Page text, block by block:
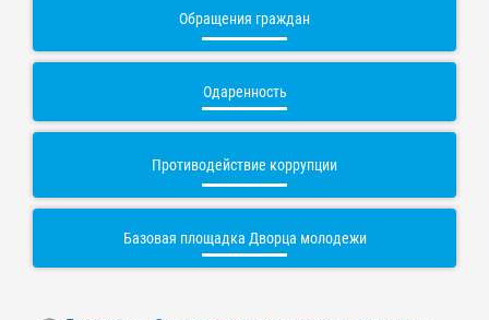
Обращения граждан
Одаренность
Противодействие коррупции
Базовая площадка Дворца молодежи